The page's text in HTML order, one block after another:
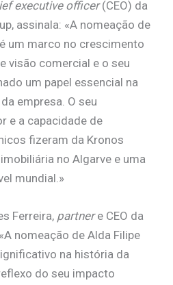
executive officer(CEO) da
assinala: «A nomeação de
um marco no crescimento
visão comercial e o seu
um papel essencial na
empresa. O seu
e a capacidade de
fizeram da Kronos
no Algarve e uma
mundial.»
Ferreira, partnere CEO da
nomeação de Alda Filipe
na história da
do seu impacto